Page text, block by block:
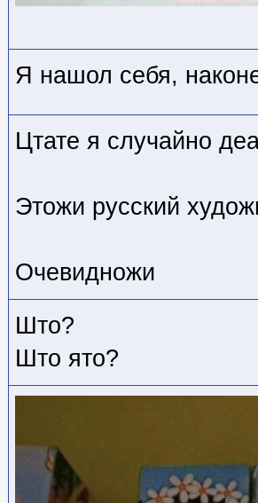
Я нашол себя,
Цтате я случайно
Этожи русский
Очевидножи
Што?
Што ято?